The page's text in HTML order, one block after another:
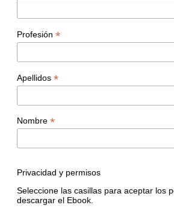
Profesión *
Apellidos *
Nombre *
Privacidad y permisos
Seleccione las casillas para aceptar los
descargar el Ebook.